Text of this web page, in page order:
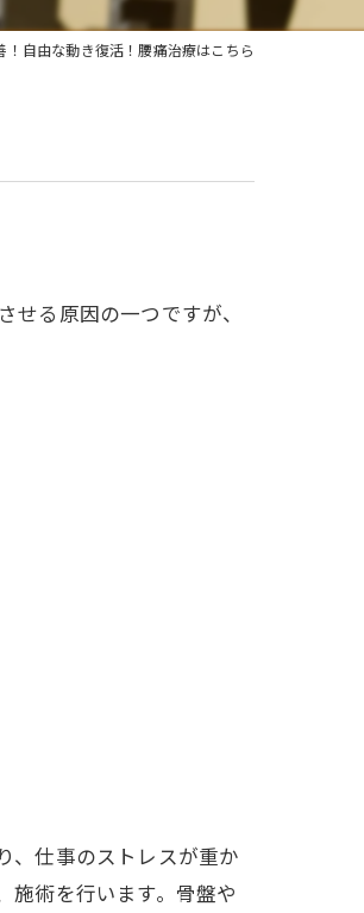
！自由な動き復活！腰痛治療はこちら
る原因の一つですが、
、仕事のストレスが重か
施術を行います。骨盤や